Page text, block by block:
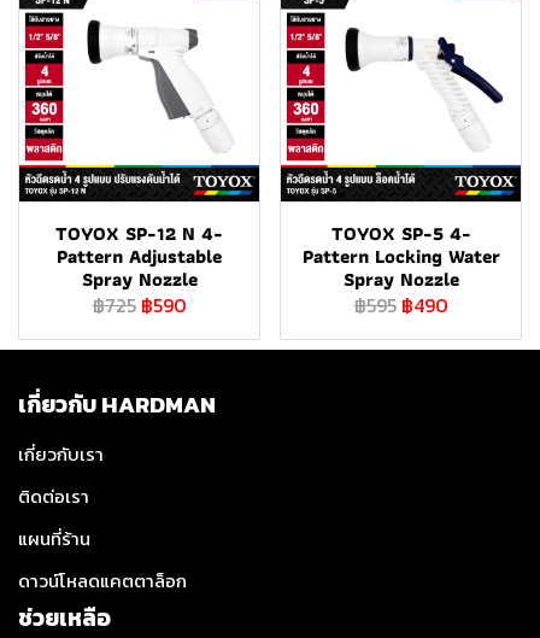
TOYOX SP-12 N 4-
Pattern Adjustable
Spray Nozzle
฿725 ฿590
TOYOX SP-5 4-
Pattern Locking Water
Spray Nozzle
฿595 ฿490
เกี่ยวกับ HARDMAN
เกี่ยวกับเรา
ติดต่อเรา
แผนที่ร้าน
ดาวน์โหลดแคตตาล็อก
ช่วยเหลือ